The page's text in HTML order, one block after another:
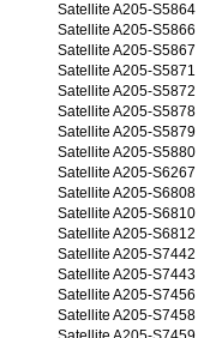
Satellite A205-S5864
Satellite A205-S5866
Satellite A205-S5867
Satellite A205-S5871
Satellite A205-S5872
Satellite A205-S5878
Satellite A205-S5879
Satellite A205-S5880
Satellite A205-S6267
Satellite A205-S6808
Satellite A205-S6810
Satellite A205-S6812
Satellite A205-S7442
Satellite A205-S7443
Satellite A205-S7456
Satellite A205-S7458